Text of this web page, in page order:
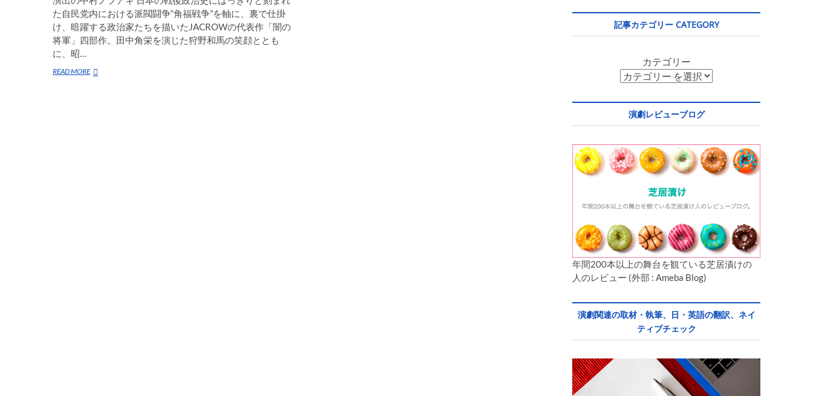
た自民党内における派閥闘争“角福戦争”を軸に、裏で仕掛
け、暗躍する政治家たちを描いたJACROWの代表作「闇の
将軍」四部作。田中角栄を演じた狩野和馬の笑顔ととも
に、昭…
READ MOREJACROW
記事カテゴリー CATEGORY
カテゴリー
演劇レビューブログ
年間200本以上の舞台を観ている芝居漬けの
人のレビュー (外部 : Ameba Blog)
演劇関連の取材・執筆、日・英語の翻訳、ネイ
ティブチェック